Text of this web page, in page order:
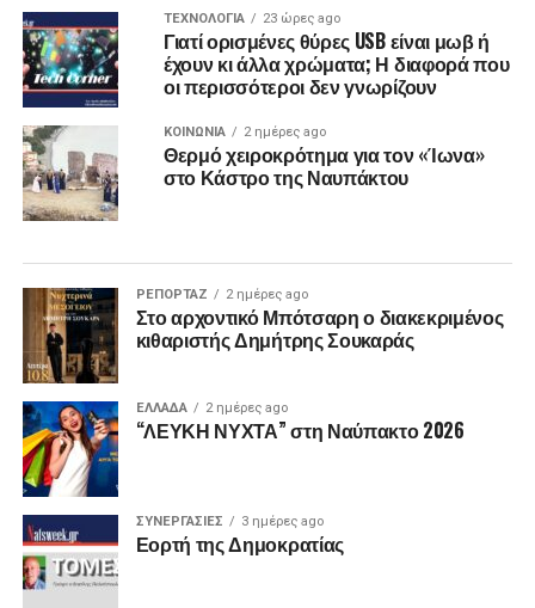
ΤΕΧΝΟΛΟΓΙΑ 23 ώρες ago
Γιατί ορισμένες θύρες USB είναι μωβ ή
έχουν κι άλλα χρώματα; Η διαφορά που
οι περισσότεροι δεν γνωρίζουν
ΚΟΙΝΩΝΙΑ 2 ημέρες ago
Θερμό χειροκρότημα για τον «Ίωνα»
στο Κάστρο της Ναυπάκτου
ΡΕΠΟΡΤΑΖ 2 ημέρες ago
Στο αρχοντικό Μπότσαρη ο διακεκριμένος
κιθαριστής Δημήτρης Σουκαράς
ΕΛΛΑΔΑ 2 ημέρες ago
“ΛΕΥΚΗ ΝΥΧΤΑ” στη Ναύπακτο 2026
ΣΥΝΕΡΓΑΣΙΕΣ 3 ημέρες ago
Εορτή της Δημοκρατίας